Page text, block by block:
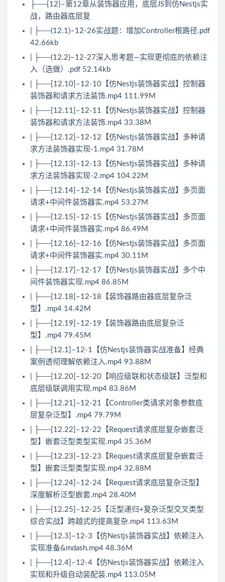
├──{12}–第12章从装饰器应用，底层JS到仿Nestjs实
战，路由器底层复
| ├──(12.1)–12-26实战题：增加Controller根路径.pdf
42.66kb
| ├──(12.2)–12-27深入思考题—实现更彻底的依赖注
入（选做）.pdf 52.14kb
| ├──[12.10]–12-10【仿Nestjs装饰器实战】控制器
装饰器和请求方法装饰.mp4 111.99M
| ├──[12.11]–12-11【仿Nestjs装饰器实战】控制器
装饰器和请求方法装饰.mp4 33.38M
| ├──[12.12]–12-12【仿Nestjs装饰器实战】多种请
求方法装饰器实现-1.mp4 31.78M
| ├──[12.13]–12-13【仿Nestjs装饰器实战】多种请
求方法装饰器实现-2.mp4 104.22M
| ├──[12.14]–12-14【仿Nestjs装饰器实战】多页面
请求+中间件装饰器实.mp4 53.27M
| ├──[12.15]–12-15【仿Nestjs装饰器实战】多页面
请求+中间件装饰器实.mp4 86.49M
| ├──[12.16]–12-16【仿Nestjs装饰器实战】多页面
请求+中间件装饰器实.mp4 30.11M
| ├──[12.17]–12-17【仿Nestjs装饰器实战】多个中
间件装饰器实现.mp4 86.85M
| ├──[12.18]–12-18【装饰器路由器底层复杂泛
型】.mp4 14.42M
| ├──[12.19]–12-19【装饰器路由底层复杂泛
型】.mp4 79.45M
| ├──[12.1]–12-1【仿Nestjs装饰器实战准备】经典
案例透彻理解依赖注入.mp4 93.88M
| ├──[12.20]–12-20【响应级联和状态级联】泛型和
底层级联调用实现.mp4 83.86M
| ├──[12.21]–12-21【Controller类请求对象参数底
层复杂泛型】.mp4 79.79M
| ├──[12.22]–12-22【Request请求底层复杂嵌套泛
型】嵌套泛型类型实现.mp4 35.36M
| ├──[12.23]–12-23【Request请求底层复杂嵌套泛
型】嵌套泛型类型实现.mp4 32.88M
| ├──[12.24]–12-24【Request请求底层复杂泛型】
深度解析泛型嵌套.mp4 28.40M
| ├──[12.25]–12-25【泛型递归+复杂泛型交叉类型
综合实战】跨越式的提高复杂.mp4 113.63M
| ├──[12.3]–12-3【仿Nestjs装饰器实战】依赖注入
实现准备&mdash.mp4 48.36M
| ├──[12.4]–12-4【仿Nestjs装饰器实战】依赖注入
实现和升级自动装配装.mp4 113.05M